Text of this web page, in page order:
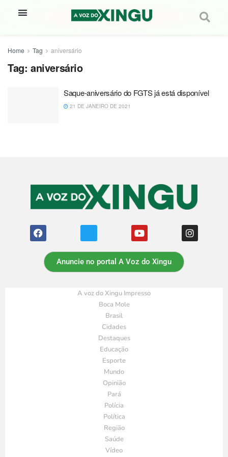
Home Tag aniversário
Tag: aniversário
Saque-aniversário do FGTS já está disponível
21 DE JANEIRO DE 2021
Anuncie no portal A Voz do Xingu
A voz do Xingu Impresso
Boca Mole
Brasil
Cidades
Destaques
Educação
Esporte
Mundo
Opinião
Pará
Polícia
Política
Região
Saúde
Vídeo